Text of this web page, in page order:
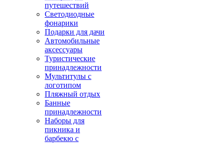
путешествий
Светодиодные
фонарики
Подарки для дачи
Автомобильные
аксессуары
Туристические
принадлежности
Мультитулы с
логотипом
Пляжный отдых
Банные
принадлежности
Наборы для
пикника и
барбекю с